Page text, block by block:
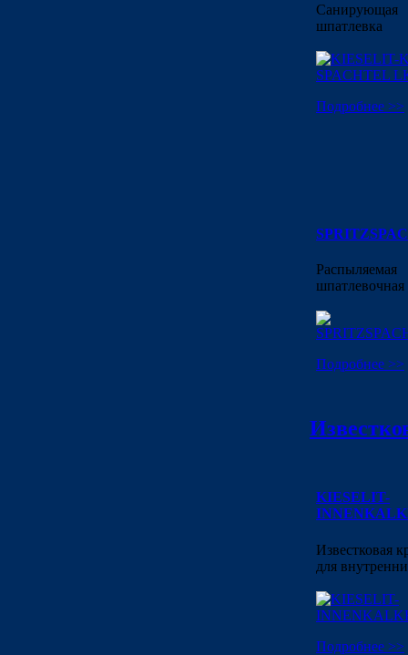
Санирующая
шпатлевка
Подробнее >>
Распыляемая
шпатлевочная
Подробнее >>
KIESELIT-
Известковая
для
Подробнее >>